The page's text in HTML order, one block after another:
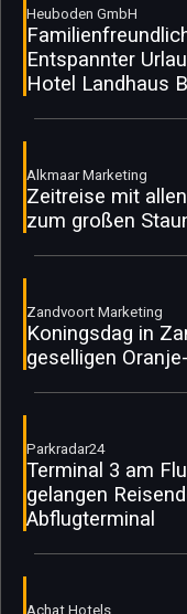
Heuboden GmbH
Entspannter
Hotel Landhaus
Alkmaar Marketing
Zeitreise mit
zum großen
Zandvoort Marketing
Koningsdag in
geselligen
Parkradar24
Terminal 3 am
gelangen
Abflugterminal
Achat Hotels